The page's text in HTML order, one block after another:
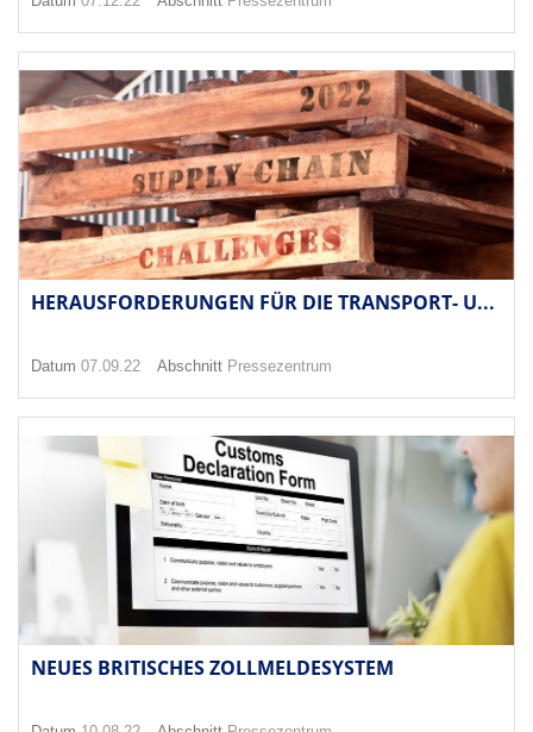
HERAUSFORDERUNGEN FÜR DIE TRANSPORT- U...
Datum 07.09.22 Abschnitt Pressezentrum
NEUES BRITISCHES ZOLLMELDESYSTEM